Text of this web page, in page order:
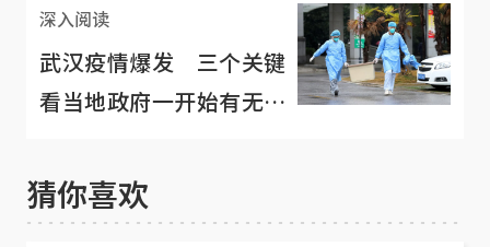
深入阅读
武汉疫情爆发 三个关键
看当地政府一开始有无隐
猜你喜欢